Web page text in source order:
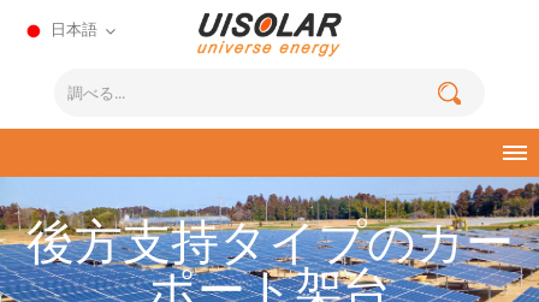
日本語
後方支持タイプのカー
ポート架台